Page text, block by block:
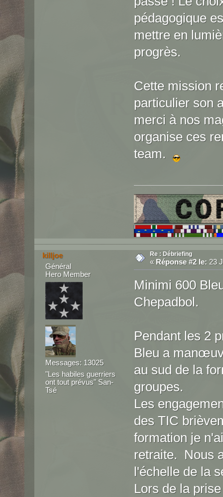
pédagogique
mettre en
progrès.
Cette mission
particulier son
merci à nos
organise ces
team.
killjoe
Général
Hero Member
Messages: 13025
"Les habiles guerriers
ont tout prévus" San-
Tsé
Re : Débriefing
« Réponse #2 le:23
Minimi 600
Chepadbol.
Pendant les 2
Bleu a
au sud de la
groupes.
Les
des TIC
formation je
retraite. Nous
l'échelle de la
Lors de la